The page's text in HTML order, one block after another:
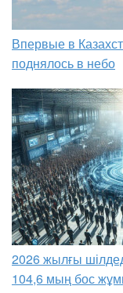
Впервые в
поднялось в небо
2026 жылғы
104,6 мың бос